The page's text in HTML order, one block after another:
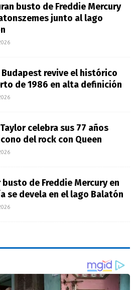
busto de Freddie Mercury
junto al lago
Budapest revive el histórico
de 1986 en alta definición
celebra sus 77 años
del rock con Queen
busto de Freddie Mercury en
se devela en el lago Balatón